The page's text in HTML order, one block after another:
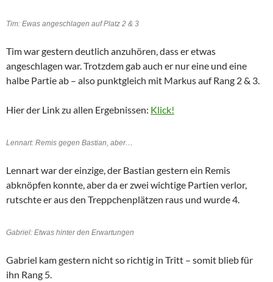
Tim: Ewas angeschlagen auf Platz 2 & 3
Tim war gestern deutlich anzuhören, dass er etwas
angeschlagen war. Trotzdem gab auch er nur eine und eine
halbe Partie ab – also punktgleich mit Markus auf Rang 2 & 3.
Hier der Link zu allen Ergebnissen: Klick!
Lennart: Remis gegen Bastian, aber…
Lennart war der einzige, der Bastian gestern ein Remis
abknöpfen konnte, aber da er zwei wichtige Partien verlor,
rutschte er aus den Treppchenplätzen raus und wurde 4.
Gabriel: Etwas hinter den Erwartungen
Gabriel kam gestern nicht so richtig in Tritt – somit blieb für
ihn Rang 5.